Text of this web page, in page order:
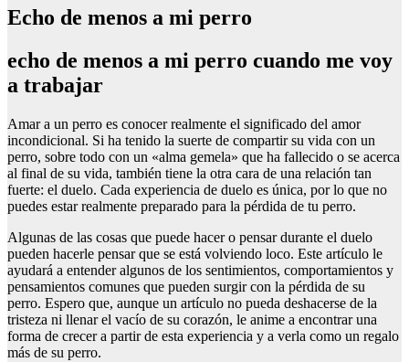
Echo de menos a mi perro
echo de menos a mi perro cuando me voy
a trabajar
Amar a un perro es conocer realmente el significado del amor
incondicional. Si ha tenido la suerte de compartir su vida con un
perro, sobre todo con un «alma gemela» que ha fallecido o se acerca
al final de su vida, también tiene la otra cara de una relación tan
fuerte: el duelo. Cada experiencia de duelo es única, por lo que no
puedes estar realmente preparado para la pérdida de tu perro.
Algunas de las cosas que puede hacer o pensar durante el duelo
pueden hacerle pensar que se está volviendo loco. Este artículo le
ayudará a entender algunos de los sentimientos, comportamientos y
pensamientos comunes que pueden surgir con la pérdida de su
perro. Espero que, aunque un artículo no pueda deshacerse de la
tristeza ni llenar el vacío de su corazón, le anime a encontrar una
forma de crecer a partir de esta experiencia y a verla como un regalo
más de su perro.